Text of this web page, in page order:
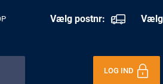
Vælg postnr:
LOG IND